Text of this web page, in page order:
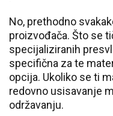
No, prethodno
proizvođača. Što se
specijaliziranih
specifična za te
opcija. Ukoliko se ti
redovno usisavanje
održavanju.